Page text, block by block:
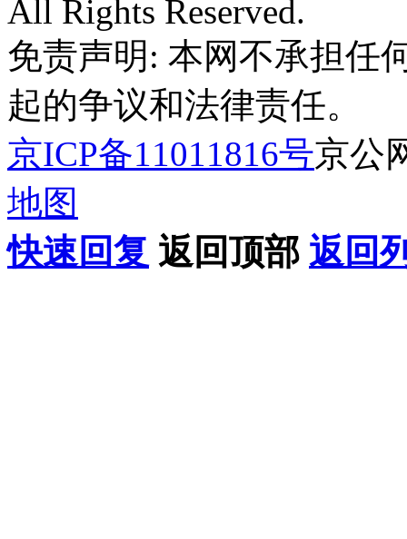
All Rights Reserved.
免责声明: 本网不承担任
起的争议和法律责任。
京ICP备11011816号京公
地图
快速回复 返回顶部 返回